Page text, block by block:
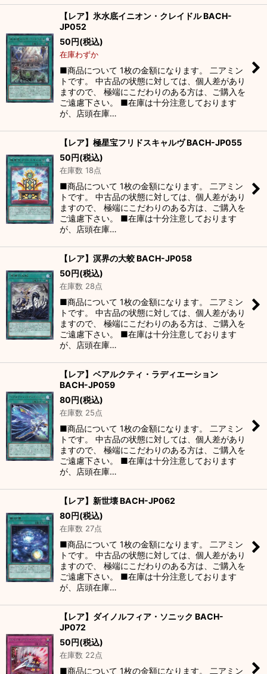
【レア】氷水底イニオン・クレイドル BACH-
JP052
50円(税込)
在庫わずか
■商品について 1枚の金額になります。 二アミン
トです。 中古品の状態に対しては、個人差があり
ますので、 極端にこだわりのある方は、ご購入を
ご遠慮下さい。 ■在庫は十分注意しております
が、店頭在庫…
【レア】極星宝フリドスキャルヴ BACH-JP055
50円(税込)
在庫数 18点
■商品について 1枚の金額になります。 二アミン
トです。 中古品の状態に対しては、個人差があり
ますので、 極端にこだわりのある方は、ご購入を
ご遠慮下さい。 ■在庫は十分注意しております
が、店頭在庫…
【レア】溟界の大蛟 BACH-JP058
50円(税込)
在庫数 28点
■商品について 1枚の金額になります。 二アミン
トです。 中古品の状態に対しては、個人差があり
ますので、 極端にこだわりのある方は、ご購入を
ご遠慮下さい。 ■在庫は十分注意しております
が、店頭在庫…
【レア】ベアルクティ・ラディエーション
BACH-JP059
80円(税込)
在庫数 25点
■商品について 1枚の金額になります。 二アミン
トです。 中古品の状態に対しては、個人差があり
ますので、 極端にこだわりのある方は、ご購入を
ご遠慮下さい。 ■在庫は十分注意しております
が、店頭在庫…
【レア】新世壊 BACH-JP062
80円(税込)
在庫数 27点
■商品について 1枚の金額になります。 二アミン
トです。 中古品の状態に対しては、個人差があり
ますので、 極端にこだわりのある方は、ご購入を
ご遠慮下さい。 ■在庫は十分注意しております
が、店頭在庫…
【レア】ダイノルフィア・ソニック BACH-
JP072
50円(税込)
在庫数 22点
■商品について 1枚の金額になります。 二アミン